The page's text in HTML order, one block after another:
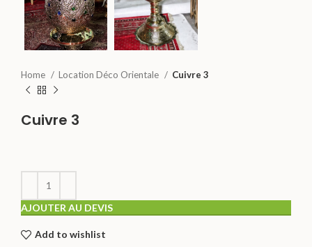
Home Location Déco Orientale Cuivre 3
Cuivre 3
AJOUTER AU DEVIS
Add to wishlist